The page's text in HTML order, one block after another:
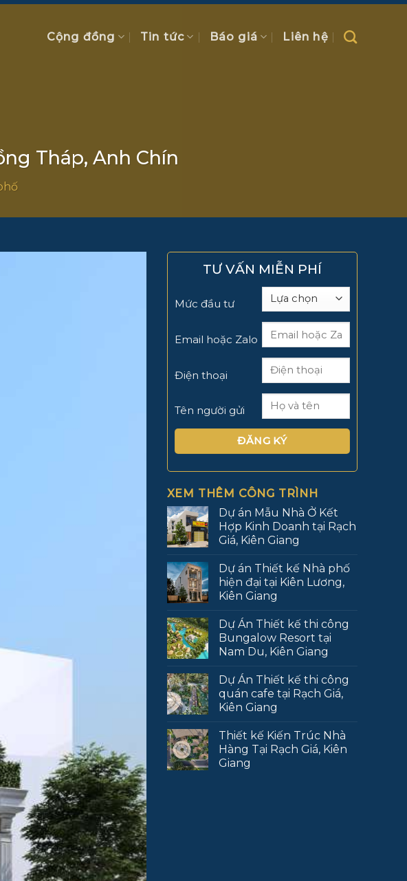
Cộng đồng Tin tức Báo giá Liên hệ
Tháp, Anh Chín
TƯ VẤN MIỄN PHÍ
Mức đầu tư
Email hoặc Zalo
Điện thoại
Tên người gửi
XEM THÊM CÔNG TRÌNH
Dự án Mẫu Nhà Ở Kết
Hợp Kinh Doanh tại Rạch
Giá, Kiên Giang
Dự án Thiết kế Nhà phố
hiện đại tại Kiên Lương,
Kiên Giang
Dự Án Thiết kế thi công
Bungalow Resort tại
Nam Du, Kiên Giang
Dự Án Thiết kế thi công
quán cafe tại Rạch Giá,
Kiên Giang
Thiết kế Kiến Trúc Nhà
Hàng Tại Rạch Giá, Kiên
Giang